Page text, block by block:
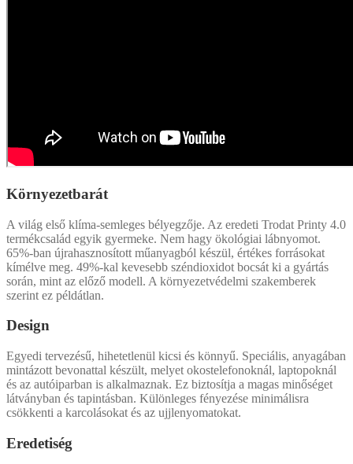
Környezetbarát
A világ első klíma-semleges bélyegzője. Az eredeti Trodat Printy 4.0
termékcsalád egyik gyermeke. Nem hagy ökológiai lábnyomot.
65%-ban újrahasznosított műanyagból készül, értékes forrásokat
kímélve meg. 49%-kal kevesebb széndioxidot bocsát ki a gyártás
során, mint az előző modell. A környezetvédelmi szakemberek
szerint ez példátlan.
Design
Egyedi tervezésű, hihetetlenül kicsi és könnyű. Speciális, anyagában
mintázott bevonattal készült, melyet okostelefonoknál, laptopoknál
és az autóiparban is alkalmaznak. Ez biztosítja a magas minőséget
látványban és tapintásban. Különleges fényezése minimálisra
csökkenti a karcolásokat és az ujjlenyomatokat.
Eredetiség